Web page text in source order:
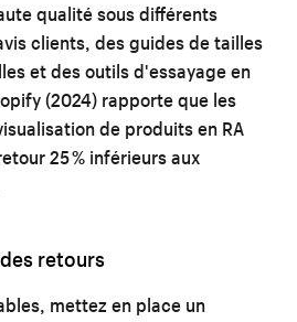
qualité sous différents
clients, des guides de tailles
et des outils d'essayage en
(2024) rapporte que les
de produits en RA
25 % inférieurs aux
retours
mettez en place un